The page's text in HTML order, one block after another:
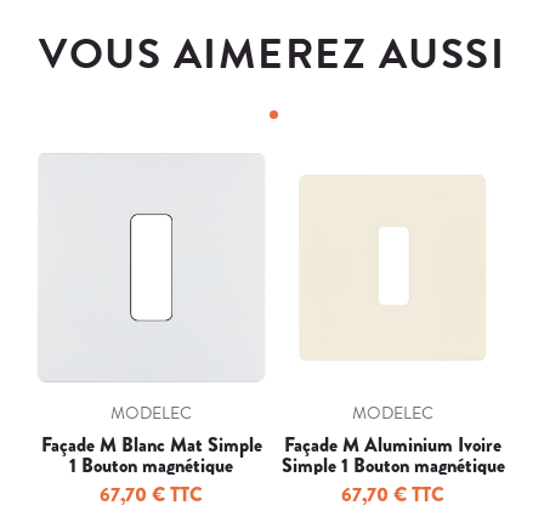
VOUS AIMEREZ AUSSI
MODELEC
Façade M Blanc Mat Simple
1 Bouton magnétique
67,70 € TTC
MODELEC
Façade M Aluminium Ivoire
Simple 1 Bouton magnétique
67,70 € TTC